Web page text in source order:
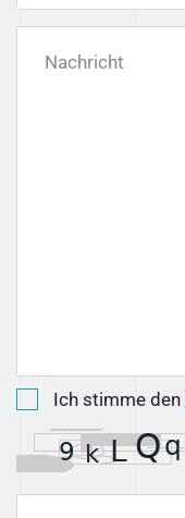
Nachricht
Ich stimme den